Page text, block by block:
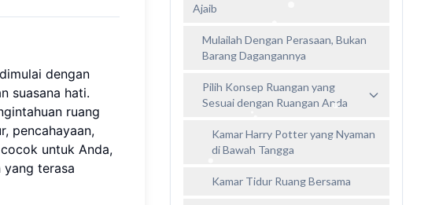
dengan
suasana hati.
ruang
pencahayaan,
untuk Anda,
yang terasa
Ajaib
Mulailah Dengan Perasaan, Bukan
Barang Dagangannya
Pilih Konsep Ruangan yang
Sesuai dengan Ruangan Anda
Kamar Harry Potter yang Nyaman
di Bawah Tangga
Kamar Tidur Ruang Bersama